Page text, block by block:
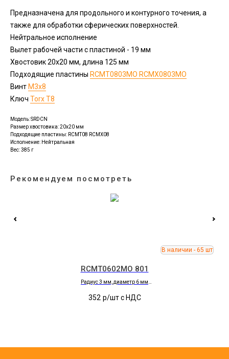
Предназначена для продольного и контурного точения, а
также для обработки сферических поверхностей.
Нейтральное исполнение
Вылет рабочей части с пластиной - 19 мм
Хвостовик 20х20 мм, длина 125 мм
Подходящие пластины RCMT0803MO RCMX0803MO
Винт M3x8
Ключ Torx T8
Модель: SRDCN
Размер хвостовика: 20x20 мм
Подходящие пластины: RCMT08 RCMX08
Исполнение: Нейтральная
Вес: 385 г
Рекомендуем посмотреть
RCMT0602MO 801
Радиус 3 мм, диаметр 6 мм
352 р/шт c НДС